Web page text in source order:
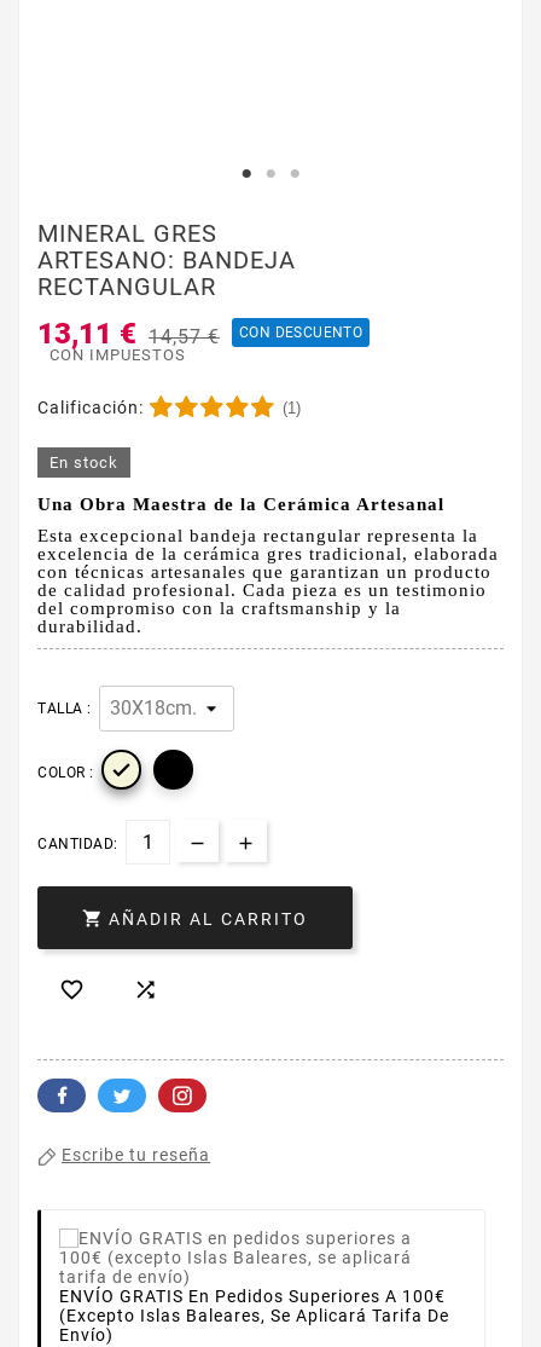
MINERAL GRES
ARTESANO: BANDEJA
RECTANGULAR
13,11 € 14,57 € CON DESCUENTO
CON IMPUESTOS
Calificación: (1)
En stock
Una Obra Maestra de la Cerámica Artesanal
Esta excepcional bandeja rectangular representa la
excelencia de la cerámica gres tradicional, elaborada
con técnicas artesanales que garantizan un producto
de calidad profesional. Cada pieza es un testimonio
del compromiso con la craftsmanship y la
durabilidad.
TALLA :
COLOR : 
CANTIDAD:
 AÑADIR AL CARRITO
 
Escribe tu reseña
ENVÍO GRATIS En Pedidos Superiores A 100€
(excepto Islas Baleares, Se Aplicará Tarifa De
Envío)